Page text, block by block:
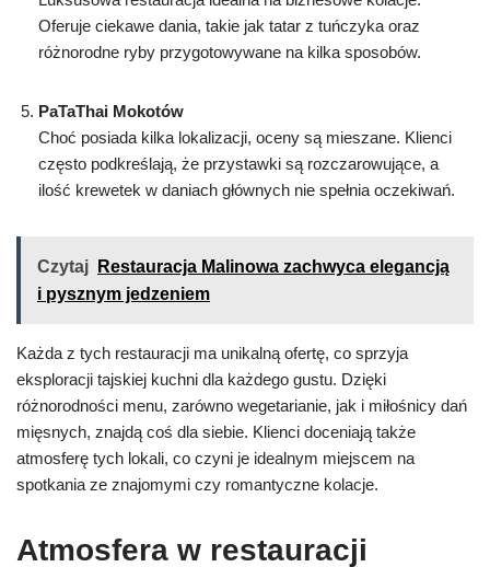
Oferuje ciekawe dania, takie jak tatar z tuńczyka oraz
różnorodne ryby przygotowywane na kilka sposobów.
PaTaThai Mokotów
Choć posiada kilka lokalizacji, oceny są mieszane. Klienci
często podkreślają, że przystawki są rozczarowujące, a
ilość krewetek w daniach głównych nie spełnia oczekiwań.
Czytaj
Restauracja Malinowa zachwyca elegancją
i pysznym jedzeniem
Każda z tych restauracji ma unikalną ofertę, co sprzyja
eksploracji tajskiej kuchni dla każdego gustu. Dzięki
różnorodności menu, zarówno wegetarianie, jak i miłośnicy dań
mięsnych, znajdą coś dla siebie. Klienci doceniają także
atmosferę tych lokali, co czyni je idealnym miejscem na
spotkania ze znajomymi czy romantyczne kolacje.
Atmosfera w restauracji